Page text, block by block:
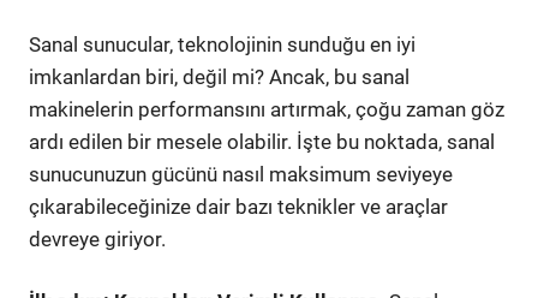
Sanal sunucular, teknolojinin sunduğu en iyi
imkanlardan biri, değil mi? Ancak, bu sanal
makinelerin performansını artırmak, çoğu zaman göz
ardı edilen bir mesele olabilir. İşte bu noktada, sanal
sunucunuzun gücünü nasıl maksimum seviyeye
çıkarabileceğinize dair bazı teknikler ve araçlar
devreye giriyor.